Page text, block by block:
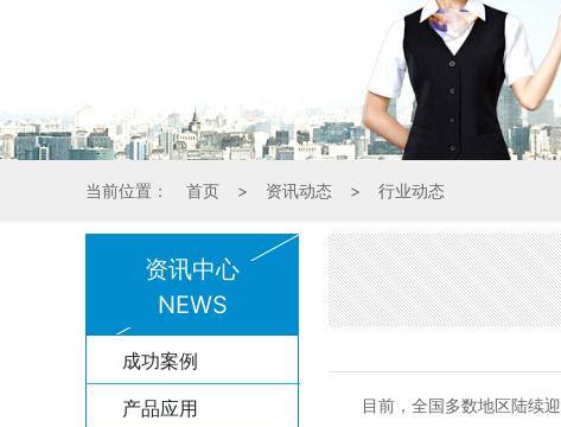
当前位置： 首页 > 资讯动态 > 行业动态
资讯中心
NEWS
成功案例
产品应用
目前，全国多数地区陆续迎